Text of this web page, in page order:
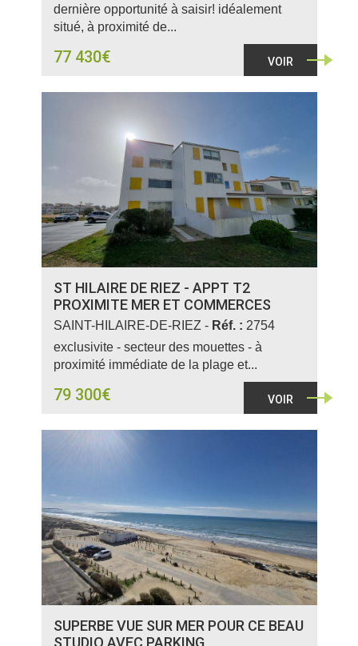
dernière opportunité à saisir! idéalement
situé, à proximité de...
77 430€ VOIR
ST HILAIRE DE RIEZ - APPT T2
PROXIMITE MER ET COMMERCES
SAINT-HILAIRE-DE-RIEZ - Réf. : 2754
exclusivite - secteur des mouettes - à
proximité immédiate de la plage et...
79 300€ VOIR
SUPERBE VUE SUR MER POUR CE BEAU
STUDIO AVEC PARKING